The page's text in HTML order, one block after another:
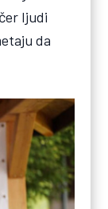
ljudi
da